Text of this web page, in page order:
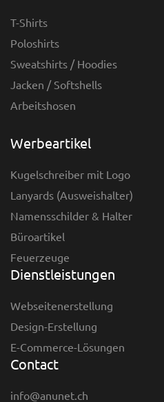
T-Shirts
Poloshirts
Sweatshirts / Hoodies
Jacken / Softshells
Arbeitshosen
Werbeartikel
Kugelschreiber mit Logo
Lanyards (Ausweishalter)
Namensschilder & Halter
Büroartikel
Feuerzeuge
Dienstleistungen
Webseitenerstellung
Design-Erstellung
E-Commerce-Lösungen
Contact
info@anunet.ch